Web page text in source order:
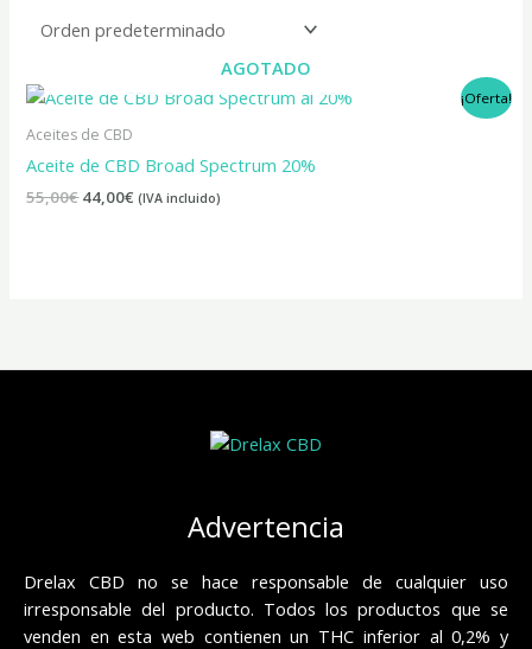
¡Oferta!
AGOTADO
Aceites de CBD
Aceite de CBD Broad Spectrum 20%
55,00€
El
original
55,00€.
44,00€
El
44,00€.
(IVA incluido)
Advertencia
Drelax CBD no se hace responsable de cualquier uso
irresponsable del producto. Todos los productos que se
venden en esta web contienen un THC inferior al 0,2% y